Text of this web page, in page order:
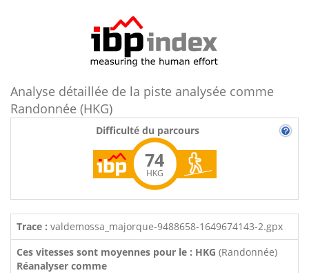
Analyse détaillée de la piste analysée comme
Randonnée (HKG)
Difficulté du parcours
74
HKG
Trace : valdemossa_majorque-9488658-1649674143-2.gpx
Ces vitesses sont moyennes pour le : HKG (Randonnée)
Réanalyser comme